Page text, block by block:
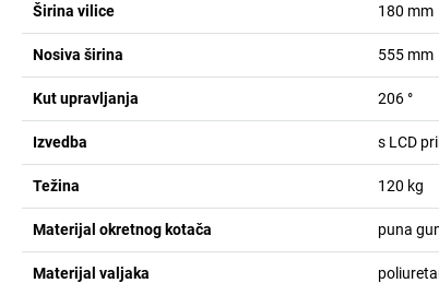
Širina vilice 180 mm
Nosiva širina 555 mm
Kut upravljanja 206 °
Izvedba s LCD
Težina 120 kg
Materijal okretnog kotača puna
Materijal valjaka